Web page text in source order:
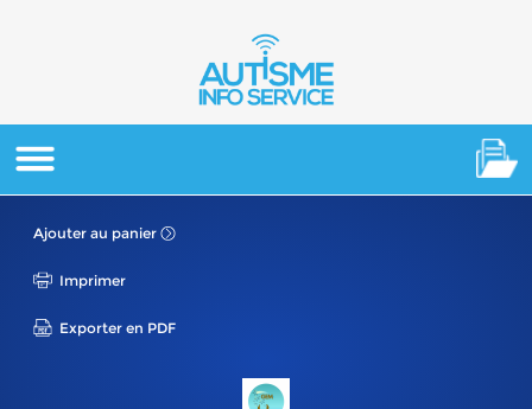
Ajouter au panier
Imprimer
Exporter en PDF